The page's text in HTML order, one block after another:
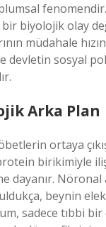
biyolojik olay
müdahale
ve devletin sosyal
Arka Plan
ortaya
birikimiyle
dayanır. Nöronal
beynin
sadece tıbbi